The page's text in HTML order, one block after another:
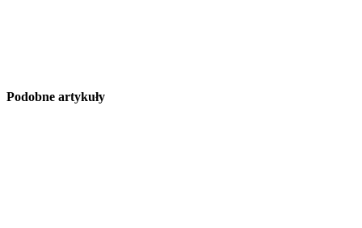
Podobne artykuły